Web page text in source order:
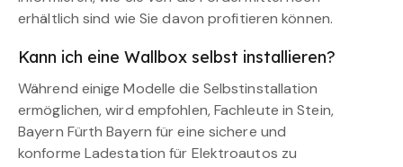
erhältlich sind wie Sie davon profitieren können.
Kann ich eine Wallbox selbst installieren?
Während einige Modelle die Selbstinstallation
ermöglichen, wird empfohlen, Fachleute in Stein,
Bayern Fürth Bayern für eine sichere und
konforme Ladestation für Elektroautos zu